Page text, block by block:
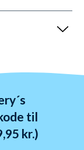
22:00 alle ugens
DAO, Bring
til
kr.)